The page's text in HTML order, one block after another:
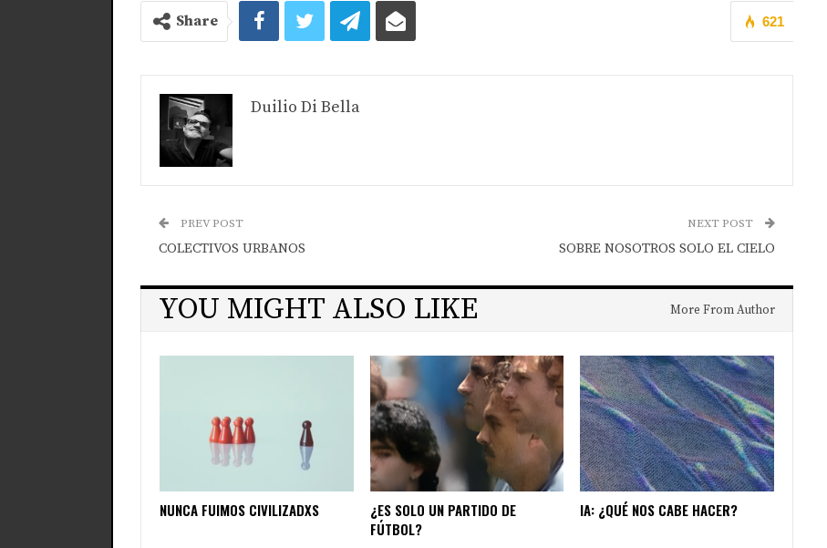
621
Share
Duilio Di Bella
PREV POST
COLECTIVOS URBANOS
NEXT POST
SOBRE NOSOTROS SOLO EL CIELO
YOU MIGHT ALSO LIKE More From Author
NUNCA FUIMOS CIVILIZADXS
¿ES SOLO UN PARTIDO DE
FÚTBOL?
IA: ¿QUÉ NOS CABE HACER?